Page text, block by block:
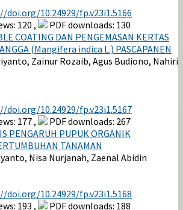
doi.org/10.24929/fp.v23i1.5166
120 ,
PDF downloads: 130
COATING DAN PENGEMASAN KERTAS
(Mangifera indica L.) PASCAPANEN
Zainur Rozaib, Agus Budiono, Nahiri
doi.org/10.24929/fp.v23i1.5167
177 ,
PDF downloads: 267
PENGARUH PUPUK ORGANIK
TANAMAN
Nisa Nurjanah, Zaenal Abidin
doi.org/10.24929/fp.v23i1.5168
193 ,
PDF downloads: 188